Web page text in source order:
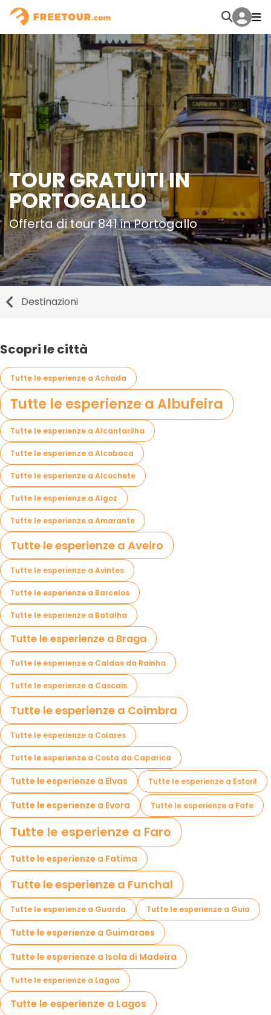
TOUR GRATUITI IN
PORTOGALLO
Offerta di tour 841 in Portogallo
Destinazioni
Scopri le città
Tutte le esperienze a Achada
Tutte le esperienze a Albufeira
Tutte le esperienze a Alcantarilha
Tutte le esperienze a Alcobaca
Tutte le esperienze a Alcochete
Tutte le esperienze a Algoz
Tutte le esperienze a Amarante
Tutte le esperienze a Aveiro
Tutte le esperienze a Avintes
Tutte le esperienze a Barcelos
Tutte le esperienze a Batalha
Tutte le esperienze a Braga
Tutte le esperienze a Caldas da Rainha
Tutte le esperienze a Cascais
Tutte le esperienze a Coimbra
Tutte le esperienze a Colares
Tutte le esperienze a Costa da Caparica
Tutte le esperienze a Elvas Tutte le esperienze a Estoril
Tutte le esperienze a Evora Tutte le esperienze a Fafe
Tutte le esperienze a Faro
Tutte le esperienze a Fatima
Tutte le esperienze a Funchal
Tutte le esperienze a Guarda Tutte le esperienze a Guia
Tutte le esperienze a Guimaraes
Tutte le esperienze a Isola di Madeira
Tutte le esperienze a Lagoa
Tutte le esperienze a Lagos